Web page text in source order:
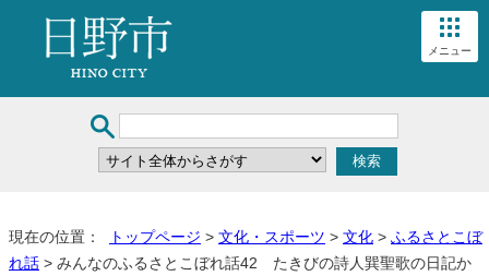
メニュー
現在の位置： トップページ > 文化・スポーツ > 文化 > ふるさとこぼ
れ話 > みんなのふるさとこぼれ話42 たきびの詩人巽聖歌の日記か